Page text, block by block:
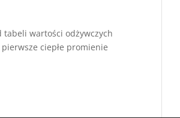
tabeli wartości odżywczych
ciepłe promienie